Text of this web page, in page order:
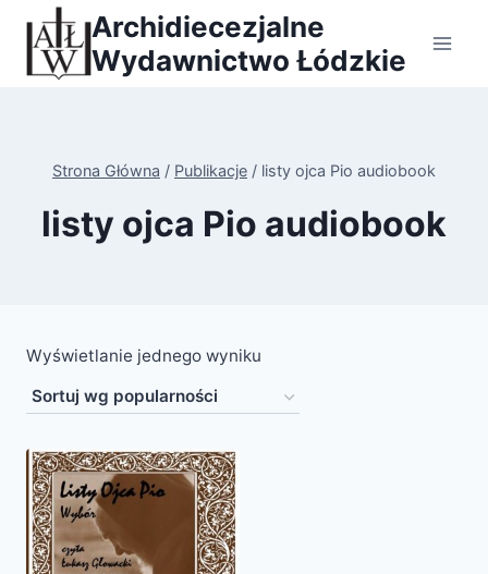
Przejdź
treści
Archidiecezjalne
Wydawnictwo Łódzkie
Strona Główna / Publikacje / listy ojca Pio audiobook
listy ojca Pio audiobook
Wyświetlanie jednego wyniku